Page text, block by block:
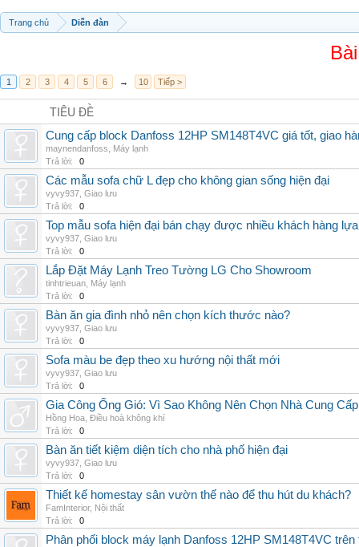
Trang chủ Diễn đàn
1 2 3 4 5 6 → 10 Tiếp >
TIÊU ĐỀ
Cung cấp block Danfoss 12HP SM148T4VC giá tốt, giao
maynendanfoss
Máy lạnh
Trả lời:
0
Các mẫu sofa chữ L đẹp cho không gian sống hiện đại
vyvy937 Giao lưu
Trả lời:
0
Top mẫu sofa hiện đại bán chạy được nhiều khách hàng
vyvy937 Giao lưu
Trả lời:
0
Lắp Đặt Máy Lạnh Treo Tường LG Cho Showroom
tinhtrieuan Máy lạnh
Trả lời:
0
Bàn ăn gia đình nhỏ nên chọn kích thước nào?
vyvy937 Giao lưu
Trả lời:
0
Sofa màu be đẹp theo xu hướng nội thất mới
vyvy937 Giao lưu
Trả lời:
0
Gia Công Ống Gió: Vì Sao Không Nên Chọn Nhà Cung
Hồng Hoa Điều hoà không khí
Trả lời:
0
Bàn ăn tiết kiệm diện tích cho nhà phố hiện đại
vyvy937 Giao lưu
Trả lời:
0
Thiết kế homestay sân vườn thế nào để thu hút du khách?
FamInterior, Nội thất
Trả lời:
0
Phân phối block máy lạnh Danfoss 12HP SM148T4VC